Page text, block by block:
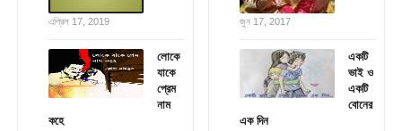
এপ্রিল 17, 2019
লোকে
যাকে
প্রেম
নাম
কহে
জুন 17, 2017
একটি
ভাই ও
একটি
বোনের
এক দিন